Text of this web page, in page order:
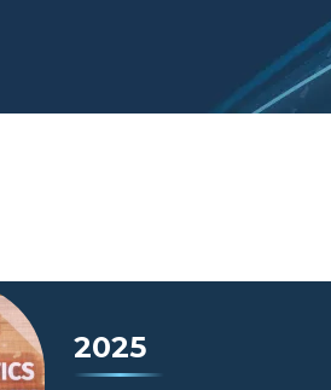
2025